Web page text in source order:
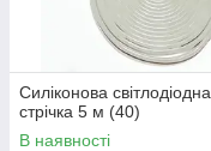
Силіконова світлодіодна
стрічка 5 м (40)
В наявності